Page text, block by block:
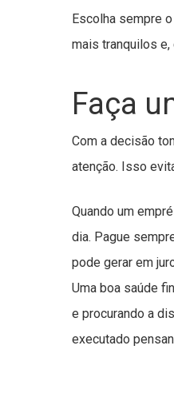
Escolha sempre
mais tranquilos
Faça
Com a decisão
atenção. Isso
Quando um
dia. Pague
pode gerar em
Uma boa saúde
e procurando a
executado